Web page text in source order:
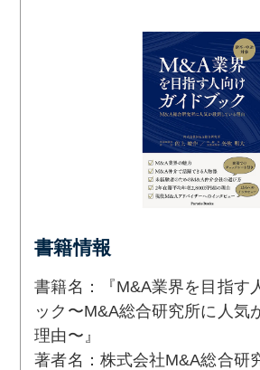
書籍情報
書籍名：『M&A業界を目指す
ック〜M&A総合研究所に人気
理由〜』
著者名：株式会社M&A総合